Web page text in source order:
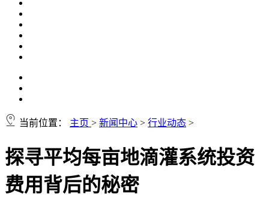
当前位置： 主页 > 新闻中心 > 行业动态 >
探寻平均每亩地滴灌系统投资
费用背后的秘密